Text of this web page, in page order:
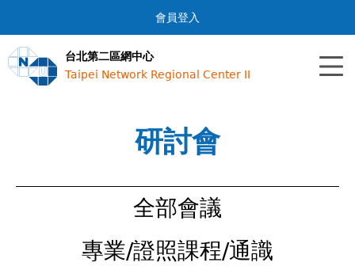
Jump to navigation
會員登入
台北第二區網中心
Taipei Network Regional Center II
研討會
全部會議
專業/證照課程/通識